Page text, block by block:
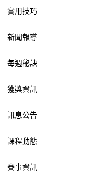
實用技巧
新聞報導
每週秘訣
獲獎資訊
訊息公告
課程動態
賽事資訊